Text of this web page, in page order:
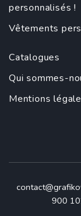
personnalisés !
Vêtements
Catalogues
Qui sommes-
Mentions
900